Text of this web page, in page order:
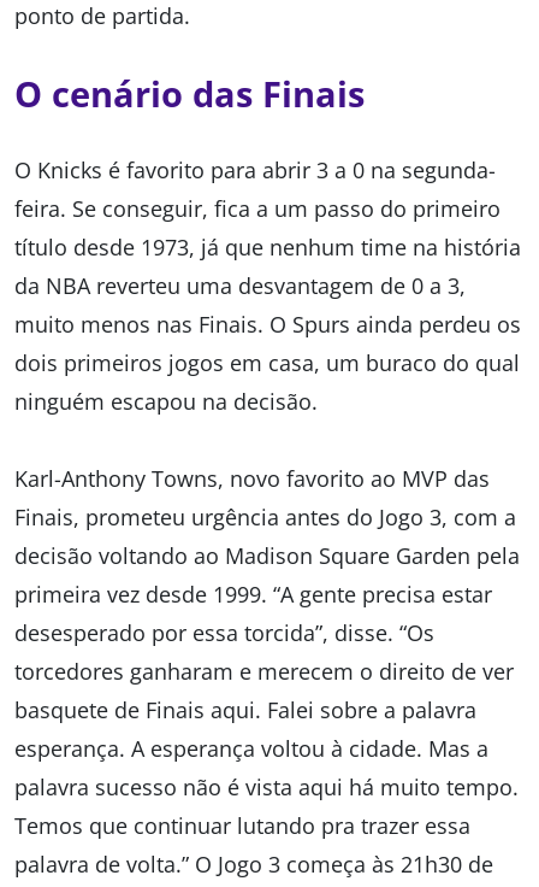
ponto de partida.
O cenário das Finais
O Knicks é favorito para abrir 3 a 0 na segunda-
feira. Se conseguir, fica a um passo do primeiro
título desde 1973, já que nenhum time na história
da NBA reverteu uma desvantagem de 0 a 3,
muito menos nas Finais. O Spurs ainda perdeu os
dois primeiros jogos em casa, um buraco do qual
ninguém escapou na decisão.
Karl-Anthony Towns, novo favorito ao MVP das
Finais, prometeu urgência antes do Jogo 3, com a
decisão voltando ao Madison Square Garden pela
primeira vez desde 1999. “A gente precisa estar
desesperado por essa torcida”, disse. “Os
torcedores ganharam e merecem o direito de ver
basquete de Finais aqui. Falei sobre a palavra
esperança. A esperança voltou à cidade. Mas a
palavra sucesso não é vista aqui há muito tempo.
Temos que continuar lutando pra trazer essa
palavra de volta.” O Jogo 3 começa às 21h30 de